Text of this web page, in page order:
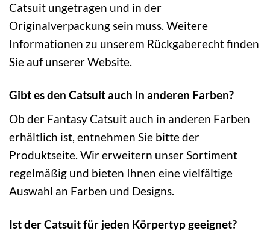
Catsuit ungetragen und in der
Originalverpackung sein muss. Weitere
Informationen zu unserem Rückgaberecht finden
Sie auf unserer Website.
Gibt es den Catsuit auch in anderen Farben?
Ob der Fantasy Catsuit auch in anderen Farben
erhältlich ist, entnehmen Sie bitte der
Produktseite. Wir erweitern unser Sortiment
regelmäßig und bieten Ihnen eine vielfältige
Auswahl an Farben und Designs.
Ist der Catsuit für jeden Körpertyp geeignet?